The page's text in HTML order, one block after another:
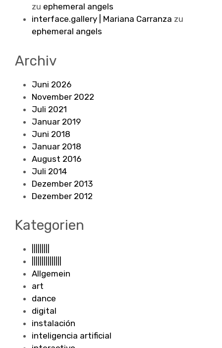
zu ephemeral angels
interface.gallery | Mariana Carranza zu
ephemeral angels
Archiv
Juni 2026
November 2022
Juli 2021
Januar 2019
Juni 2018
Januar 2018
August 2016
Juli 2014
Dezember 2013
Dezember 2012
Kategorien
Allgemein
art
dance
digital
instalación
inteligencia artificial